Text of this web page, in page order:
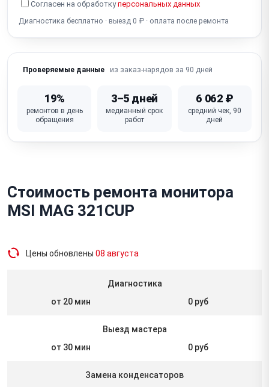
Согласен на обработкуперсональных данных
Диагностика бесплатно · выезд 0 ₽ · оплата после ремонта
Проверяемые данные из заказ-нарядов за 90 дней
19%
ремонтов в день
обращения
3–5 дней
медианный срок
работ
6 062 ₽
средний чек, 90
дней
Стоимость ремонта монитора
MSI MAG 321CUP
Цены обновлены 08 августа
Диагностика
от 20 мин
0 руб
Выезд мастера
от 30 мин
0 руб
Замена конденсаторов